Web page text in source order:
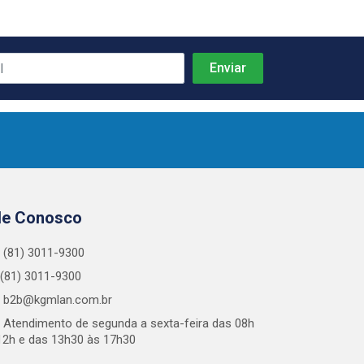
Conosco
(81) 3011-9300
(81) 3011-9300
b2b@kgmlan.com.br
Atendimento de segunda a sexta-feira das 08h
e das 13h30 às 17h30